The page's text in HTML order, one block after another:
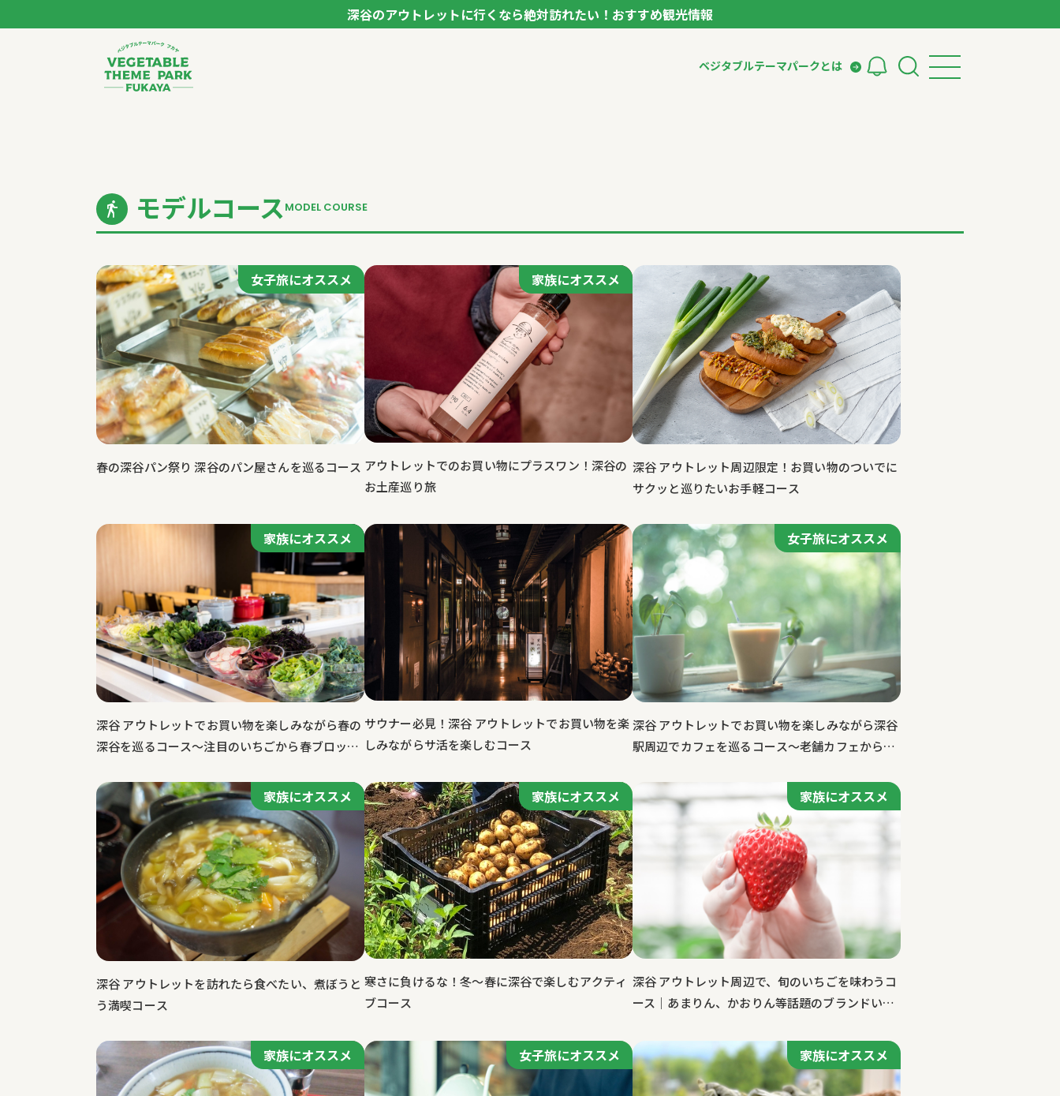
深谷のアウトレットに行くなら絶対訪れたい！おすすめ観光情報
ベジタブルテーマパークとは
スポット
イベント
体験
特集記事
レシピ集
モデルコースMODEL COURSE
女子旅にオススメ
春の深谷パン祭り 深谷のパン屋さんを巡るコース
家族にオススメ
アウトレットでのお買い物にプラスワン！深谷の
お土産巡り旅
深谷 アウトレット周辺限定！お買い物のついでに
サクッと巡りたいお手軽コース
家族にオススメ
深谷 アウトレットでお買い物を楽しみながら春の
深谷を巡るコース～注目のいちごから春ブロッコ
サウナー必見！深谷 アウトレットでお買い物を楽
しみながらサ活を楽しむコース
女子旅にオススメ
深谷 アウトレットでお買い物を楽しみながら深谷
駅周辺でカフェを巡るコース～老舗カフェから本
家族にオススメ
深谷 アウトレットを訪れたら食べたい、煮ぼうと
う満喫コース
家族にオススメ
寒さに負けるな！冬～春に深谷で楽しむアクティ
ブコース
家族にオススメ
深谷 アウトレット周辺で、旬のいちごを味わうコ
ース｜あまりん、かおりん等話題のブランドいち
家族にオススメ 女子旅にオススメ 家族にオススメ